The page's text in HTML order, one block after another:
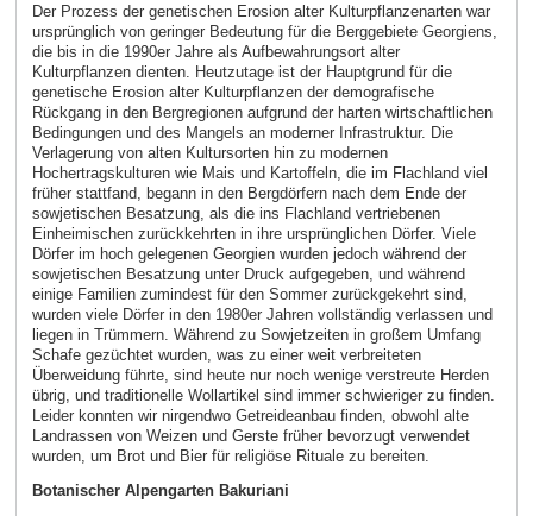
Der Prozess der genetischen Erosion alter Kulturpflanzenarten war
ursprünglich von geringer Bedeutung für die Berggebiete Georgiens,
die bis in die 1990er Jahre als Aufbewahrungsort alter
Kulturpflanzen dienten. Heutzutage ist der Hauptgrund für die
genetische Erosion alter Kulturpflanzen der demografische
Rückgang in den Bergregionen aufgrund der harten wirtschaftlichen
Bedingungen und des Mangels an moderner Infrastruktur. Die
Verlagerung von alten Kultursorten hin zu modernen
Hochertragskulturen wie Mais und Kartoffeln, die im Flachland viel
früher stattfand, begann in den Bergdörfern nach dem Ende der
sowjetischen Besatzung, als die ins Flachland vertriebenen
Einheimischen zurückkehrten in ihre ursprünglichen Dörfer. Viele
Dörfer im hoch gelegenen Georgien wurden jedoch während der
sowjetischen Besatzung unter Druck aufgegeben, und während
einige Familien zumindest für den Sommer zurückgekehrt sind,
wurden viele Dörfer in den 1980er Jahren vollständig verlassen und
liegen in Trümmern. Während zu Sowjetzeiten in großem Umfang
Schafe gezüchtet wurden, was zu einer weit verbreiteten
Überweidung führte, sind heute nur noch wenige verstreute Herden
übrig, und traditionelle Wollartikel sind immer schwieriger zu finden.
Leider konnten wir nirgendwo Getreideanbau finden, obwohl alte
Landrassen von Weizen und Gerste früher bevorzugt verwendet
wurden, um Brot und Bier für religiöse Rituale zu bereiten.
Botanischer Alpengarten Bakuriani